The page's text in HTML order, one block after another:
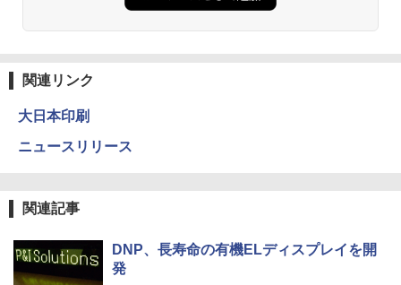
関連リンク
大日本印刷
ニュースリリース
関連記事
DNP、長寿命の有機ELディスプレイを開
発